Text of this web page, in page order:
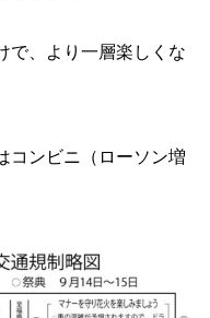
で、より一層楽しくな
コンビニ（ローソン増